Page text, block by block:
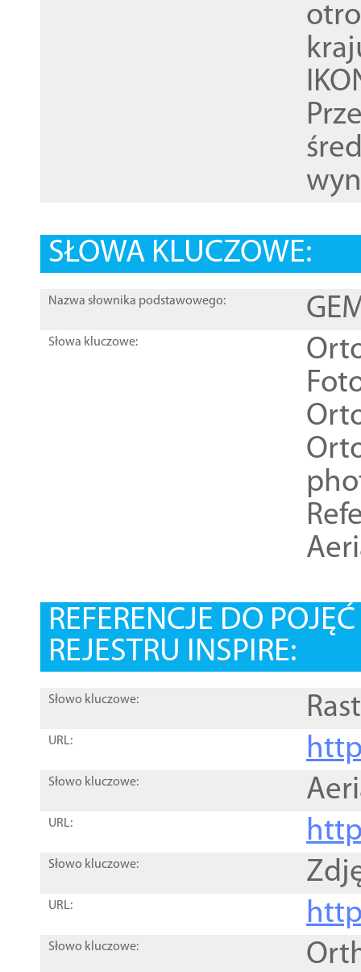
SŁOWA KLUCZOWE:
Nazwa słownika podstawowego:
Słowa kluczowe:
REFERENCJE DO
REJESTRU INSPIRE:
Słowo kluczowe:
URL:
Słowo kluczowe:
URL:
Słowo kluczowe:
URL:
Słowo kluczowe: